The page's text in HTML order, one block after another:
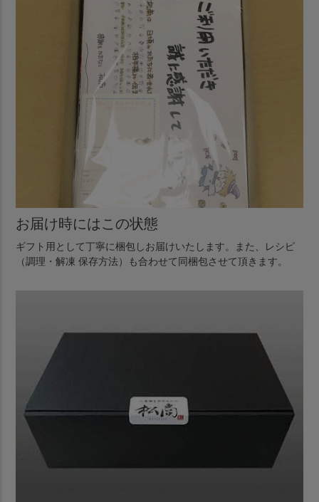
お届け時にはこの状態
ギフト用として丁寧に梱包しお届けいたします。また、レシピ
（調理・解凍 保存方法）も合わせて同梱包させて頂きます。